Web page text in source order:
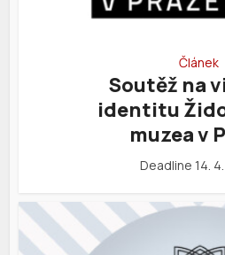
Článek
Soutěž na
identitu
muzea v
Deadline 14.